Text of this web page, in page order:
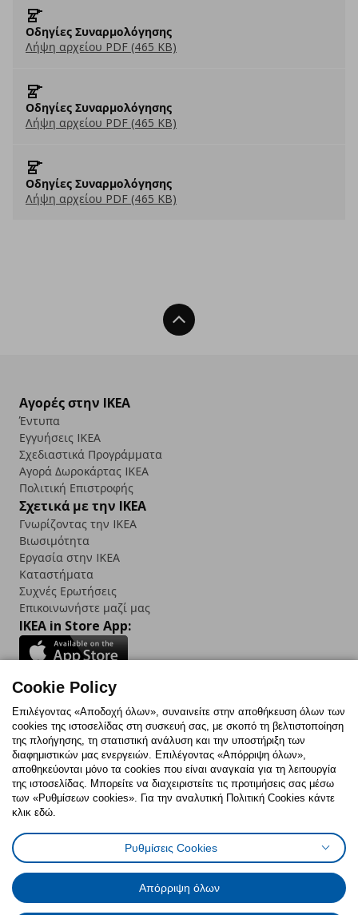
Οδηγίες Συναρμολόγησης
Λήψη αρχείου PDF (465 KB)
Οδηγίες Συναρμολόγησης
Λήψη αρχείου PDF (465 KB)
Οδηγίες Συναρμολόγησης
Λήψη αρχείου PDF (465 KB)
Back To Top
Αγορές στην IKEA
Έντυπα
Εγγυήσεις IKEA
Σχεδιαστικά Προγράμματα
Αγορά Δωρoκάρτας IKEA
Πολιτική Επιστροφής
Σχετικά με την IKEA
Γνωρίζοντας την IKEA
Βιωσιμότητα
Εργασία στην IKEA
Καταστήματα
Συχνές Ερωτήσεις
Επικοινωνήστε μαζί μας
IKEA in Store App:
Follow us:
FacebookInstagram
TikTokYoutubePinterestTwitter
Πολιτική CookiesΔήλωση ψηφιακής προσβασιμότητας
Ρυθμίσεις cookiesΌροι Χρήσης
Γενική Πολιτική Προσωπικών Δεδομένων
Πολιτική Προσωπικών Δεδομένων για ΙΚΕΑ.gr
Κώδικας Καταναλωτικής Δεοντολογίας
Cookie Policy
Επιλέγοντας «Αποδοχή όλων», συναινείτε στην αποθήκευση όλων των
cookies της ιστοσελίδας στη συσκευή σας, με σκοπό τη βελτιστοποίηση
της πλοήγησης, τη στατιστική ανάλυση και την υποστήριξη των
διαφημιστικών μας ενεργειών. Επιλέγοντας «Απόρριψη όλων»,
αποθηκεύονται μόνο τα cookies που είναι αναγκαία για τη λειτουργία
της ιστοσελίδας. Μπορείτε να διαχειριστείτε τις προτιμήσεις σας μέσω
των «Ρυθμίσεων cookies». Για την αναλυτική Πολιτική Cookies κάντε
κλικ εδώ.
Ρυθμίσεις Cookies
Απόρριψη όλων